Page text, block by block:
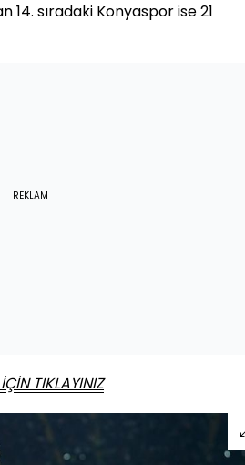
sıradaki Konyaspor ise 21
REKLAM
TIKLAYINIZ